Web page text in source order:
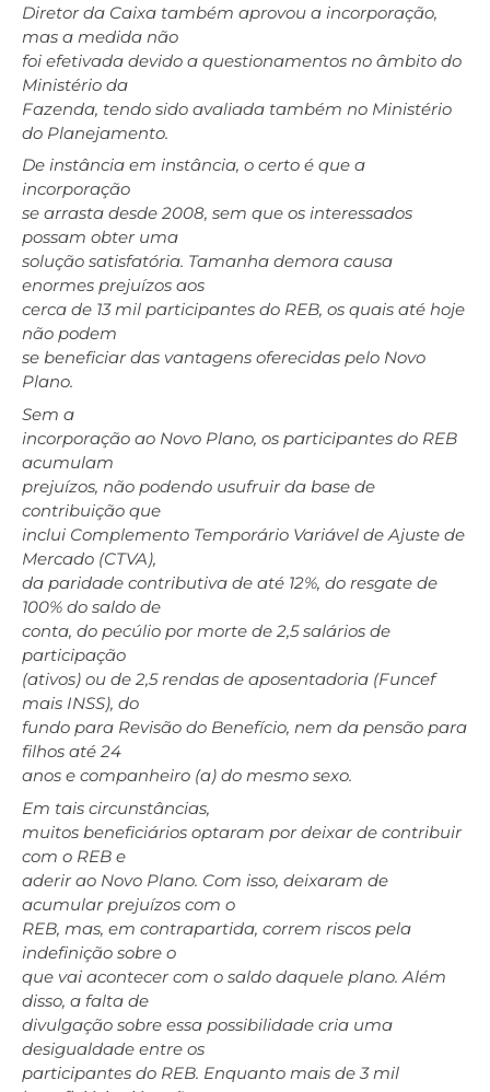
Diretor da Caixa também aprovou a incorporação,
mas a medida não
foi efetivada devido a questionamentos no âmbito do
Ministério da
Fazenda, tendo sido avaliada também no Ministério
do Planejamento.
De instância em instância, o certo é que a
incorporação
se arrasta desde 2008, sem que os interessados
possam obter uma
solução satisfatória. Tamanha demora causa
enormes prejuízos aos
cerca de 13 mil participantes do REB, os quais até hoje
não podem
se beneficiar das vantagens oferecidas pelo Novo
Plano.
Sem a
incorporação ao Novo Plano, os participantes do REB
acumulam
prejuízos, não podendo usufruir da base de
contribuição que
inclui Complemento Temporário Variável de Ajuste de
Mercado (CTVA),
da paridade contributiva de até 12%, do resgate de
100% do saldo de
conta, do pecúlio por morte de 2,5 salários de
participação
(ativos) ou de 2,5 rendas de aposentadoria (Funcef
mais INSS), do
fundo para Revisão do Benefício, nem da pensão para
filhos até 24
anos e companheiro (a) do mesmo sexo.
Em tais circunstâncias,
muitos beneficiários optaram por deixar de contribuir
com o REB e
aderir ao Novo Plano. Com isso, deixaram de
acumular prejuízos com o
REB, mas, em contrapartida, correm riscos pela
indefinição sobre o
que vai acontecer com o saldo daquele plano. Além
disso, a falta de
divulgação sobre essa possibilidade cria uma
desigualdade entre os
participantes do REB. Enquanto mais de 3 mil